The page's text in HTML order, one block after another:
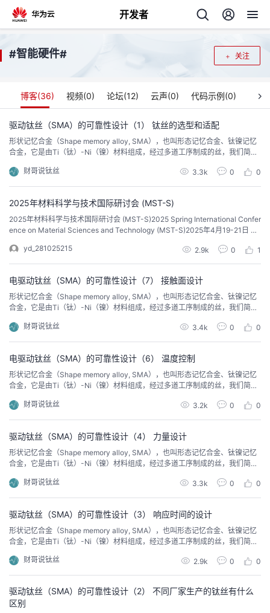
开发者
返
回
个
人
主
页
我
的
开
发
者
我
博
客
的
论
坛
我
的
圈
子
我
的
直
播
我
的
活
动
我
的
关
注
我
的
开
发
我
的
Programs
我
的
关注
#智能硬件#
博客(36) 视频(0) 论坛(12) 云声(0) 代码示例(0)
驱动钛丝（SMA）的可靠性设计（1） 钛丝的选型和适配
形状记忆合金（Shape memory alloy, SMA），也叫形态记忆合金、钛镍记忆
合金，它是由Ti（钛）-Ni（镍）材料组成，经过多道工序制成的丝，我们简称
家在机械电子工业应用等领域快速有效的转化为科技成果。
财哥说钛丝 3.3k 0 0
2025年材料科学与技术国际研讨会 (MST-S)
2025年材料科学与技术国际研讨会 (MST-S)2025 Spring International Confer
ence on Material Sciences and Technology (MST-S)2025年4月19-21日 中
议时间：2025年4月19-21日会议地点：...
yd_281025215 2.9k 0 1
电驱动钛丝（SMA）的可靠性设计（7） 接触面设计
形状记忆合金（Shape memory alloy, SMA），也叫形态记忆合金、钛镍记忆
合金，它是由Ti（钛）-Ni（镍）材料组成，经过多道工序制成的丝，我们简称
丝是一种新型的动力元件。 钛丝驱动技术目前已经在航空航天、洲际导弹、无
人机、手机、汽车、机器人等科技领域投入使用。 本文通过分享、普及钛丝驱
财哥说钛丝 3.4k 0 0
电驱动钛丝（SMA）的可靠性设计（6） 温度控制
形状记忆合金（Shape memory alloy, SMA），也叫形态记忆合金、钛镍记忆
合金，它是由Ti（钛）-Ni（镍）材料组成，经过多道工序制成的丝，我们简称
丝是一种新型的动力元件。 钛丝驱动技术目前已经在航空航天、洲际导弹、无
人机、手机、汽车、机器人等科技领域投入使用。 本文通过分享、普及钛丝驱
财哥说钛丝 3.2k 0 0
驱动钛丝（SMA）的可靠性设计（4） 力量设计
形状记忆合金（Shape memory alloy, SMA），也叫形态记忆合金、钛镍记忆
合金，它是由Ti（钛）-Ni（镍）材料组成，经过多道工序制成的丝，我们简称
丝是一种新型的动力元件。 钛丝驱动技术目前已经在航空航天、洲际导弹、无
人机、手机、汽车、机器人等科技领域投入使用。 本文通过分享、普及钛丝驱
财哥说钛丝 3.3k 0 0
驱动钛丝（SMA）的可靠性设计（3） 响应时间的设计
形状记忆合金（Shape memory alloy, SMA），也叫形态记忆合金、钛镍记忆
合金，它是由Ti（钛）-Ni（镍）材料组成，经过多道工序制成的丝，我们简称
丝是一种新型的动力元件。 钛丝驱动技术目前已经在航空航天、洲际导弹、无
人机、手机、汽车、机器人等科技领域投入使用。 本文通过分享、普及钛丝驱
财哥说钛丝 2.9k 0 0
驱动钛丝（SMA）的可靠性设计（2） 不同厂家生产的钛丝有什么
区别